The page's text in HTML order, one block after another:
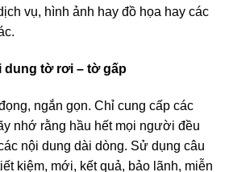
vụ, hình ảnh hay đồ họa hay các
dung tờ rơi – tờ gấp
ngắn gọn. Chỉ cung cấp các
nhớ rằng hầu hết mọi người đều
nội dung dài dòng. Sử dụng câu
kiệm, mới, kết quả, bảo lãnh, miễn